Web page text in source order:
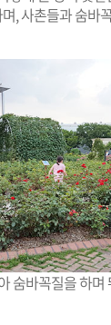
, 사촌들과 숨바
숨바꼭질을 하